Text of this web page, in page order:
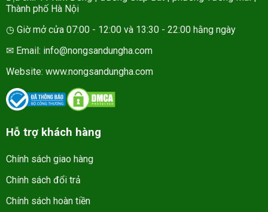
Thành phố Hà Nội
◷ Giờ mở cửa 07:00 - 12:00 và 13:30 - 22:00 hằng ngày
✉ Email: info@nongsandungha.com
Website: www.nongsandungha.com
Hỗ trợ khách hàng
Chính sách giao hàng
Chính sách đổi trả
Chính sách hoàn tiền